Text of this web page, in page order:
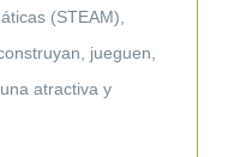
(STEAM),
jueguen,
atractiva y